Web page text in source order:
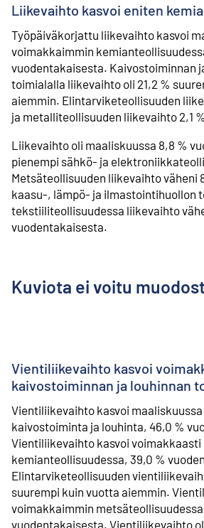
Liikevaihto kasvoi eniten
Työpäiväkorjattu liikevaihto kasvoi
voimakkaimmin
vuodentakaisesta. Kaivostoiminnan
toimialalla liikevaihto oli 21,2 %
aiemmin. Elintarviketeollisuuden
ja metalliteollisuuden liikevaihto 2,1
Liikevaihto oli maaliskuussa 8,8 %
pienempi sähkö- ja
Metsäteollisuuden liikevaihto väheni
kaasu-, lämpö- ja ilmastointihuollon
tekstiiliteollisuudessa liikevaihto
vuodentakaisesta.
Kuviota ei voitu
Vientiliikevaihto kasvoi
kaivostoiminnan ja louhinnan
Vientiliikevaihto kasvoi
kaivostoiminta ja louhinta, 46,0 %
Vientiliikevaihto kasvoi voimakkaasti
kemianteollisuudessa, 39,0 %
Elintarviketeollisuuden
suurempi kuin vuotta aiemmin.
voimakkaimmin
vuodentakaisesta. Vientiliikevaihto